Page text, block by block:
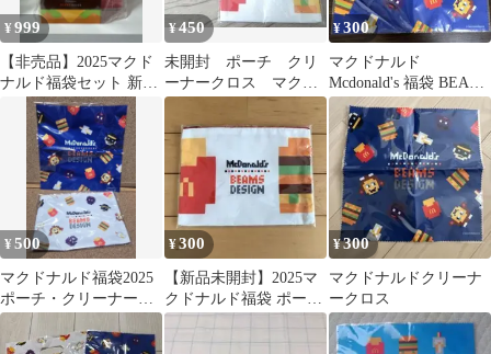
¥999
【非売品】2025マクド
ナルド福袋セット 新
品・未使用
¥450
未開封 ポーチ クリ
ーナークロス マクド
ナルド マック 福
袋 2025 ビームス
¥300
マクドナルド
Mcdonald's 福袋 BEAMS
ビームス クリーナーク
ロス
¥500
マクドナルド福袋2025
ポーチ・クリーナーク
ロス
¥300
【新品未開封】2025マ
クドナルド福袋 ポー
チ・クリーナークロス
¥300
マクドナルドクリーナ
ークロス